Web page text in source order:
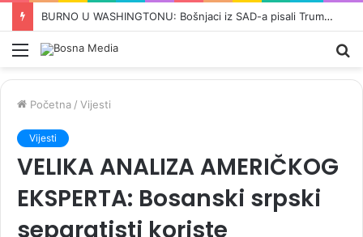
ŠOK U MRKONJIĆ GRADU: Milorad Dodik optužio Amerikance za sudjelovanje u genocidu…
Meni
Početna / Vijesti
Vijesti
VELIKA ANALIZA AMERIČKOG
EKSPERTA: Bosanski srpski
separatisti koriste